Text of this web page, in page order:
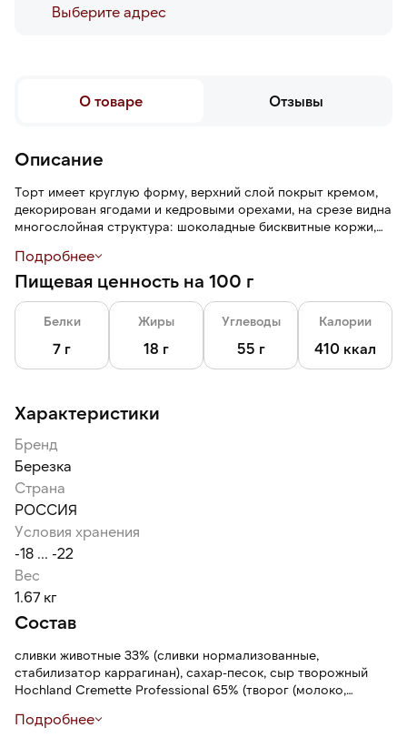
Выберите адреc
О товаре Отзывы
Описание
Торт имеет круглую форму, верхний слой покрыт кремом,
декорирован ягодами и кедровыми орехами, на срезе видна
многослойная структура: шоколадные бисквитные коржи,
джема.
Торт порезан на порционные куски.
Подробнее
Пищевая ценность на 100 г
Белки
7 г
Жиры
18 г
Углеводы
55 г
Калории
410 ккал
Характеристики
Бренд
Березка
Страна
РОССИЯ
Условия хранения
-18 ... -22
Вес
1.67 кг
Состав
сливки животные 33% (сливки нормализованные,
стабилизатор каррагинан), сахар-песок, сыр творожный
Hochland Cremette Professional 65% (творог (молоко,
загуститель крахмал, стабилизатор (камедь рожкового
Подробнее